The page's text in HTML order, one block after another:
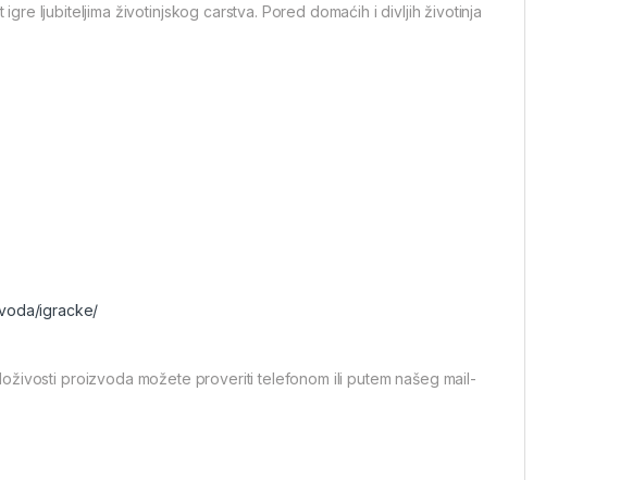
ljubiteljima životinjskog carstva. Pored domaćih i divljih životinja
igracke/
proizvoda možete proveriti telefonom ili putem našeg mail-